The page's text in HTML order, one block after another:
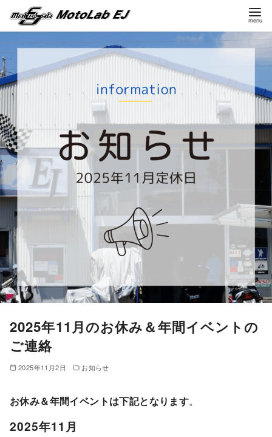
ン
テ
ン
ツ
へ
移
動
2025年11月のお休み＆年間イベントの
ご連絡
2025年11月2日 お知らせ
お休み＆年間イベントは下記となります。
2025年11月